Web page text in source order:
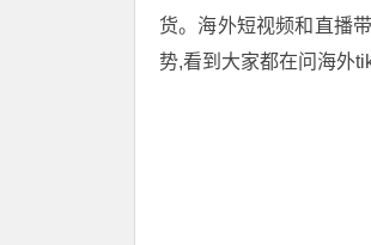
货。海外短视频和直播
势,看到大家都在问海外